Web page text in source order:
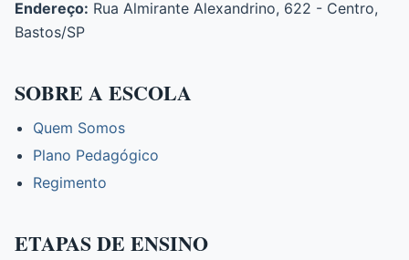
Endereço: Rua Almirante Alexandrino, 622 - Centro,
Bastos/SP
SOBRE A ESCOLA
Quem Somos
Plano Pedagógico
Regimento
ETAPAS DE ENSINO